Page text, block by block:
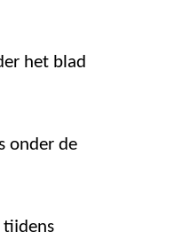
het blad
onder de
tijdens